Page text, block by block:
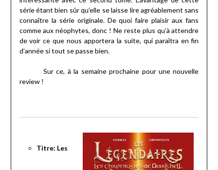
série étant bien sûr qu’elle se laisse lire agréablement sans
connaître la série originale. De quoi faire plaisir aux fans
comme aux néophytes, donc ! Ne reste plus qu’à attendre
de voir ce que nous apportera la suite, qui paraîtra en fin
d’année si tout se passe bien.
Sur ce, à la semaine prochaine pour une nouvelle
review !
Titre: Les